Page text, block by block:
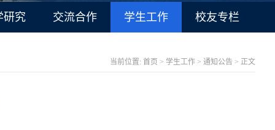
研究 交流合作 学生工作 校友专栏
当前位置: 首页 > 学生工作 > 通知公告 > 正文